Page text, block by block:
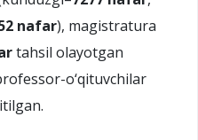
nafar), magistratura
tahsil olayotgan
o‘qituvchilar